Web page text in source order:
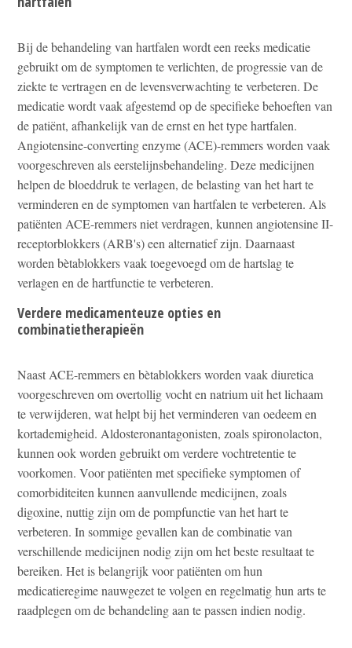
Bij de behandeling van hartfalen wordt een reeks medicatie
gebruikt om de symptomen te verlichten, de progressie van de
ziekte te vertragen en de levensverwachting te verbeteren. De
medicatie wordt vaak afgestemd op de specifieke behoeften van
de patiënt, afhankelijk van de ernst en het type hartfalen.
Angiotensine-converting enzyme (ACE)-remmers worden vaak
voorgeschreven als eerstelijnsbehandeling. Deze medicijnen
helpen de bloeddruk te verlagen, de belasting van het hart te
verminderen en de symptomen van hartfalen te verbeteren. Als
patiënten ACE-remmers niet verdragen, kunnen angiotensine II-
receptorblokkers (ARB's) een alternatief zijn. Daarnaast
worden bètablokkers vaak toegevoegd om de hartslag te
verlagen en de hartfunctie te verbeteren.
Verdere medicamenteuze opties en
combinatietherapieën
Naast ACE-remmers en bètablokkers worden vaak diuretica
voorgeschreven om overtollig vocht en natrium uit het lichaam
te verwijderen, wat helpt bij het verminderen van oedeem en
kortademigheid. Aldosteronantagonisten, zoals spironolacton,
kunnen ook worden gebruikt om verdere vochtretentie te
voorkomen. Voor patiënten met specifieke symptomen of
comorbiditeiten kunnen aanvullende medicijnen, zoals
digoxine, nuttig zijn om de pompfunctie van het hart te
verbeteren. In sommige gevallen kan de combinatie van
verschillende medicijnen nodig zijn om het beste resultaat te
bereiken. Het is belangrijk voor patiënten om hun
medicatieregime nauwgezet te volgen en regelmatig hun arts te
raadplegen om de behandeling aan te passen indien nodig.